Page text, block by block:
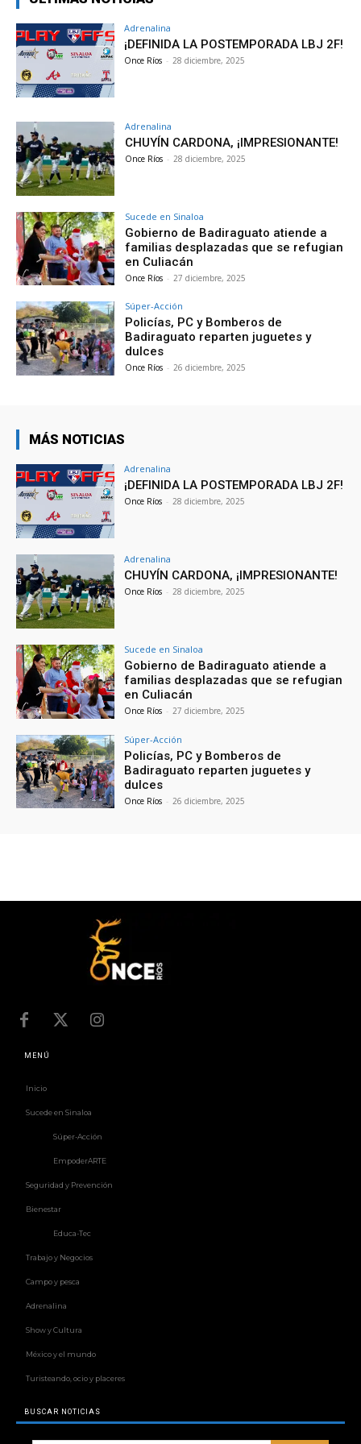
Adrenalina
¡DEFINIDA LA POSTEMPORADA LBJ 2F!
Once Ríos - 28 diciembre, 2025
Adrenalina
CHUYÍN CARDONA, ¡IMPRESIONANTE!
Once Ríos - 28 diciembre, 2025
Sucede en Sinaloa
Gobierno de Badiraguato atiende a
familias desplazadas que se refugian
en Culiacán
Once Ríos - 27 diciembre, 2025
Súper-Acción
Policías, PC y Bomberos de
Badiraguato reparten juguetes y
dulces
Once Ríos - 26 diciembre, 2025
MÁS NOTICIAS
Adrenalina
¡DEFINIDA LA POSTEMPORADA LBJ 2F!
Once Ríos - 28 diciembre, 2025
Adrenalina
CHUYÍN CARDONA, ¡IMPRESIONANTE!
Once Ríos - 28 diciembre, 2025
Sucede en Sinaloa
Gobierno de Badiraguato atiende a
familias desplazadas que se refugian
en Culiacán
Once Ríos - 27 diciembre, 2025
Súper-Acción
Policías, PC y Bomberos de
Badiraguato reparten juguetes y
dulces
Once Ríos - 26 diciembre, 2025
MENÚ
Inicio
Sucede en Sinaloa
Súper-Acción
EmpoderARTE
Seguridad y Prevención
Bienestar
Educa-Tec
Trabajo y Negocios
Campo y pesca
Adrenalina
Show y Cultura
México y el mundo
Turisteando, ocio y placeres
BUSCAR NOTICIAS